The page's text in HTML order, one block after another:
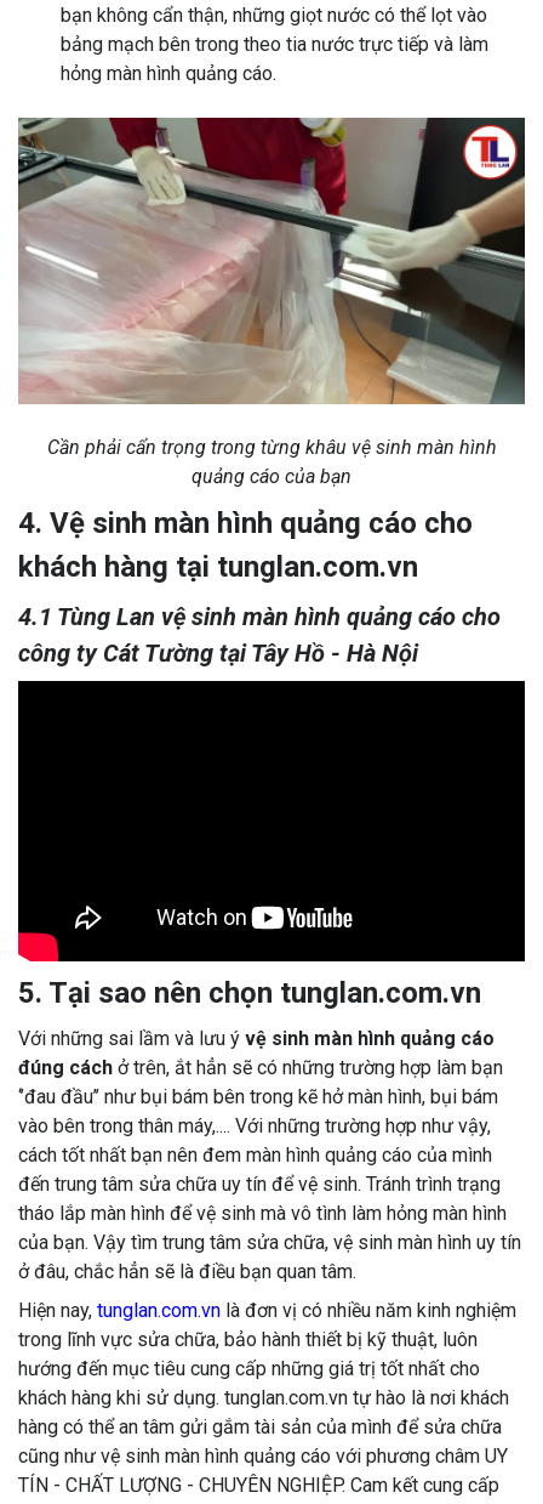
bạn không cẩn thận, những giọt nước có thể lọt vào
bảng mạch bên trong theo tia nước trực tiếp và làm
hỏng màn hình quảng cáo.
Cần phải cẩn trọng trong từng khâu vệ sinh màn hình
quảng cáo của bạn
4. Vệ sinh màn hình quảng cáo cho
khách hàng tại tunglan.com.vn
4.1 Tùng Lan vệ sinh màn hình quảng cáo cho
công ty Cát Tường tại Tây Hồ - Hà Nội
5. Tại sao nên chọn tunglan.com.vn
Với những sai lầm và lưu ý vệ sinh màn hình quảng cáo
đúng cách ở trên, ắt hẳn sẽ có những trường hợp làm bạn
‘’đau đầu’’ như bụi bám bên trong kẽ hở màn hình, bụi bám
vào bên trong thân máy,.... Với những trường hợp như vậy,
cách tốt nhất bạn nên đem màn hình quảng cáo của mình
đến trung tâm sửa chữa uy tín để vệ sinh. Tránh trình trạng
tháo lắp màn hình để vệ sinh mà vô tình làm hỏng màn hình
của bạn. Vậy tìm trung tâm sửa chữa, vệ sinh màn hình uy tín
ở đâu, chắc hẳn sẽ là điều bạn quan tâm.
Hiện nay, tunglan.com.vn là đơn vị có nhiều năm kinh nghiệm
trong lĩnh vực sửa chữa, bảo hành thiết bị kỹ thuật, luôn
hướng đến mục tiêu cung cấp những giá trị tốt nhất cho
khách hàng khi sử dụng. tunglan.com.vn tự hào là nơi khách
hàng có thể an tâm gửi gắm tài sản của mình để sửa chữa
cũng như vệ sinh màn hình quảng cáo với phương châm UY
TÍN - CHẤT LƯỢNG - CHUYÊN NGHIỆP. Cam kết cung cấp